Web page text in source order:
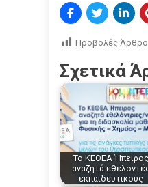
Προβολές
Σχετικά
Το ΚΕΘΕΑ Ήπειρος
αναζητά
εκπαιδευτικούς